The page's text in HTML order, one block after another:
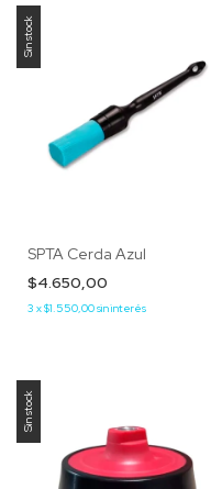
Sin stock
SPTA Cerda Azul
$4.650,00
3 x$1.550,00sin interés
Sin stock